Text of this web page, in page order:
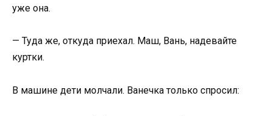
уже она.
— Туда же, откуда приехал. Маш, Вань, надевайте
куртки.
В машине дети молчали. Ванечка только спросил: